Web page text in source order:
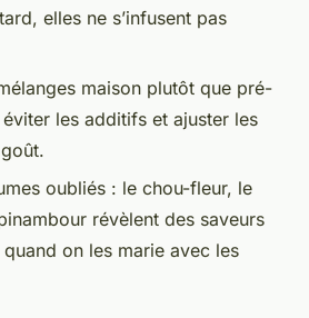
elles ne s’infusent pas
maison plutôt que pré-
les additifs et ajuster les
oubliés : le chou-fleur, le
révèlent des saveurs
on les marie avec les